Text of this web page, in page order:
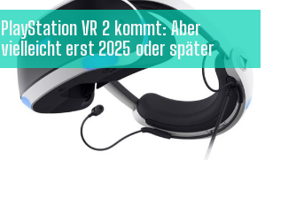
PlayStation VR 2 kommt: Aber
vielleicht erst 2025 oder später